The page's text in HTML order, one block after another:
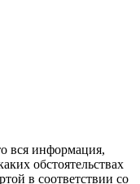
вся информация,
обстоятельствах
в соответствии со